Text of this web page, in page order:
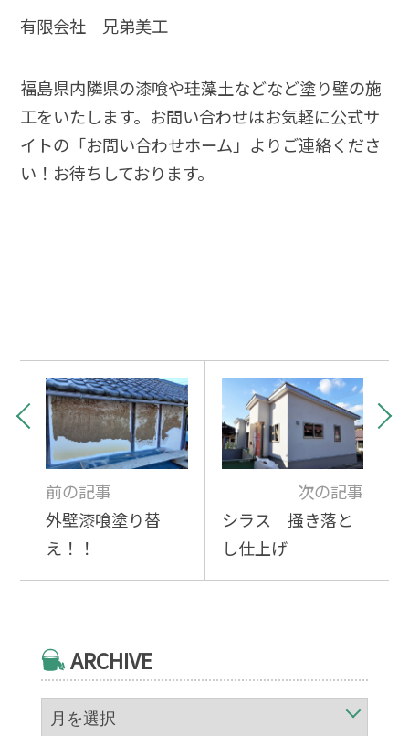
ARCHIVE
有限会社 兄弟美工
福島県内隣県の漆喰や珪藻土などなど塗り壁の施
工をいたします。お問い合わせはお気軽に公式サ
イトの「お問い合わせホーム」よりご連絡くださ
い！お待ちしております。
前の記事
外壁漆喰塗り替
え！！
次の記事
シラス 掻き落と
し仕上げ